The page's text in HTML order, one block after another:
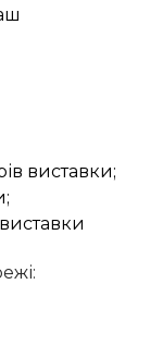
виставки;